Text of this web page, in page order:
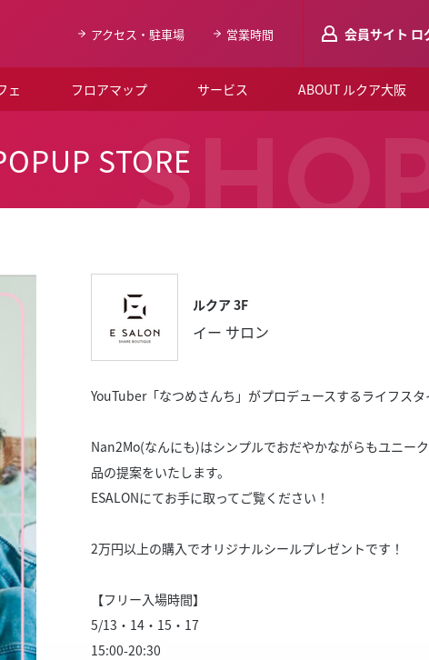
アクセス・駐車場 営業時間 会員サイト ロ
ェ フロアマップ サービス ABOUT ルクア大阪
LUCUAメンバーズカード
会員登録はこちらから！
ルクア大阪について
SNSアカウント一覧
LUCUAブライダルクラブ
スタッフ募集（スポットで働き
STORE
ルクア 3F
イー サロン
YouTuber「なつめさんち」がプロデュースするライフスタ
Nan2Mo(なんにも)はシンプルでおだやかながらもユニー
品の提案をいたします。
ESALONにてお手に取ってご覧ください！
2万円以上の購入でオリジナルシールプレゼントです！
【フリー入場時間】
5/13・14・15・17
15:00-20:30